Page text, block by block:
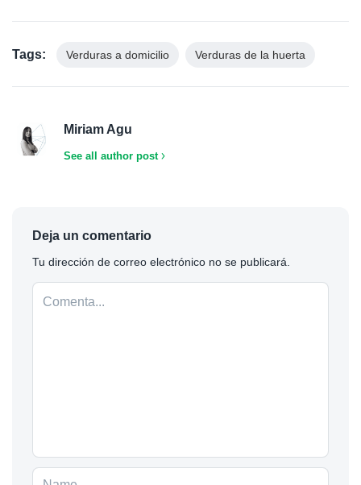
Tags: Verduras a domicilio Verduras de la huerta
Miriam Agu
See all author post
Deja un comentario
Tu dirección de correo electrónico no se publicará.